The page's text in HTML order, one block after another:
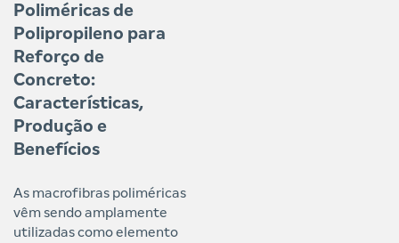
Poliméricas de
Polipropileno para
Reforço de
Concreto:
Características,
Produção e
Benefícios
As macrofibras poliméricas
vêm sendo amplamente
utilizadas como elemento